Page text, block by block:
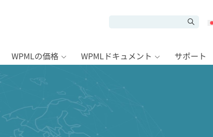
WPMLの価格 WPMLドキュメント サポート